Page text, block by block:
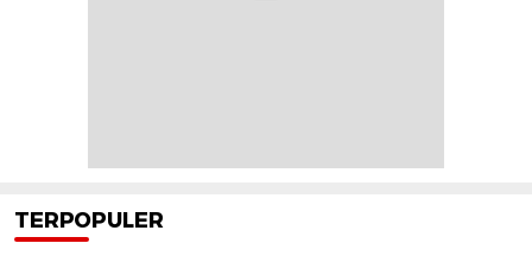
TERPOPULER